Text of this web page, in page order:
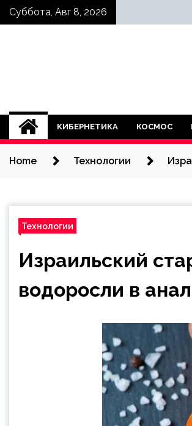
SkipСуббота, Авг 8, 2026
КИБЕРНЕТИКА КОСМОС
Home Технологии
Технологии
Израильский
водоросли в